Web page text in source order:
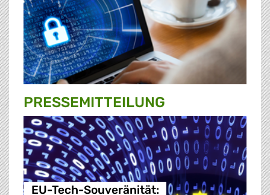
PRESSE­MITTEILUNG
EU-Tech-Souveränität: